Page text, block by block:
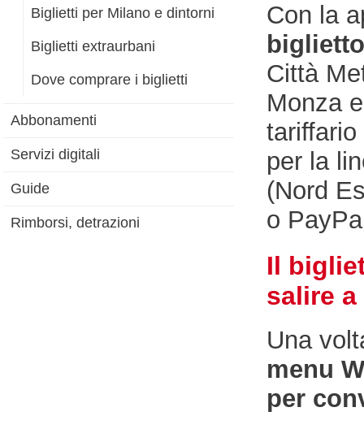
Biglietti per Milano e dintorni
Biglietti extraurbani
Dove comprare i biglietti
Abbonamenti
Servizi digitali
Guide
Rimborsi, detrazioni
Con la
biglietto
Città
Monza
per la
(Nord
o
Il
salire
Una
menu
per